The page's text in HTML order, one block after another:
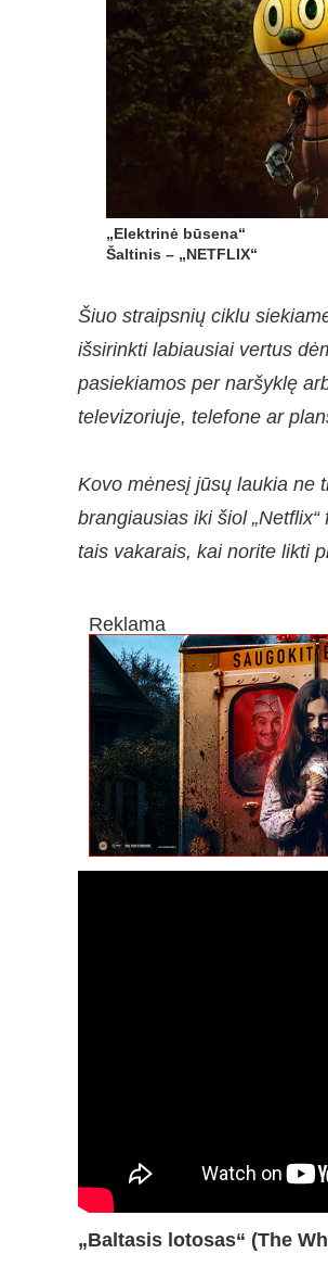
„Elektrinė būsena“
Šaltinis – „NETFLIX“
Šiuo straipsnių ciklu
išsirinkti labiausiai vertus
pasiekiamos per naršyklę
televizoriuje, telefone ar
Kovo mėnesį jūsų laukia ne
brangiausias iki šiol
tais vakarais, kai norite likti
Reklama
„Baltasis lotosas“ (The